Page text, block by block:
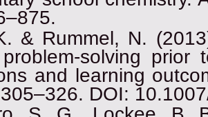
& Rummel, N.
solving prior
and learning
DOI: